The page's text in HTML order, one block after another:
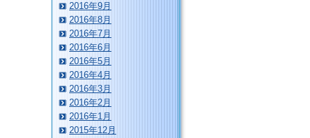
2016年9月
2016年8月
2016年7月
2016年6月
2016年5月
2016年4月
2016年3月
2016年2月
2016年1月
2015年12月